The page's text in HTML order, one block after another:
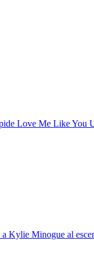
Love Me Like You
Kylie Minogue al